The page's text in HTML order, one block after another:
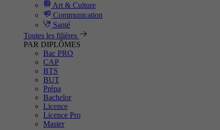
Art & Culture
Communication
Santé
Toutes les filières
PAR DIPLÔMES
Bac PRO
CAP
BTS
BUT
Prépa
Bachelor
Licence
Licence Pro
Master